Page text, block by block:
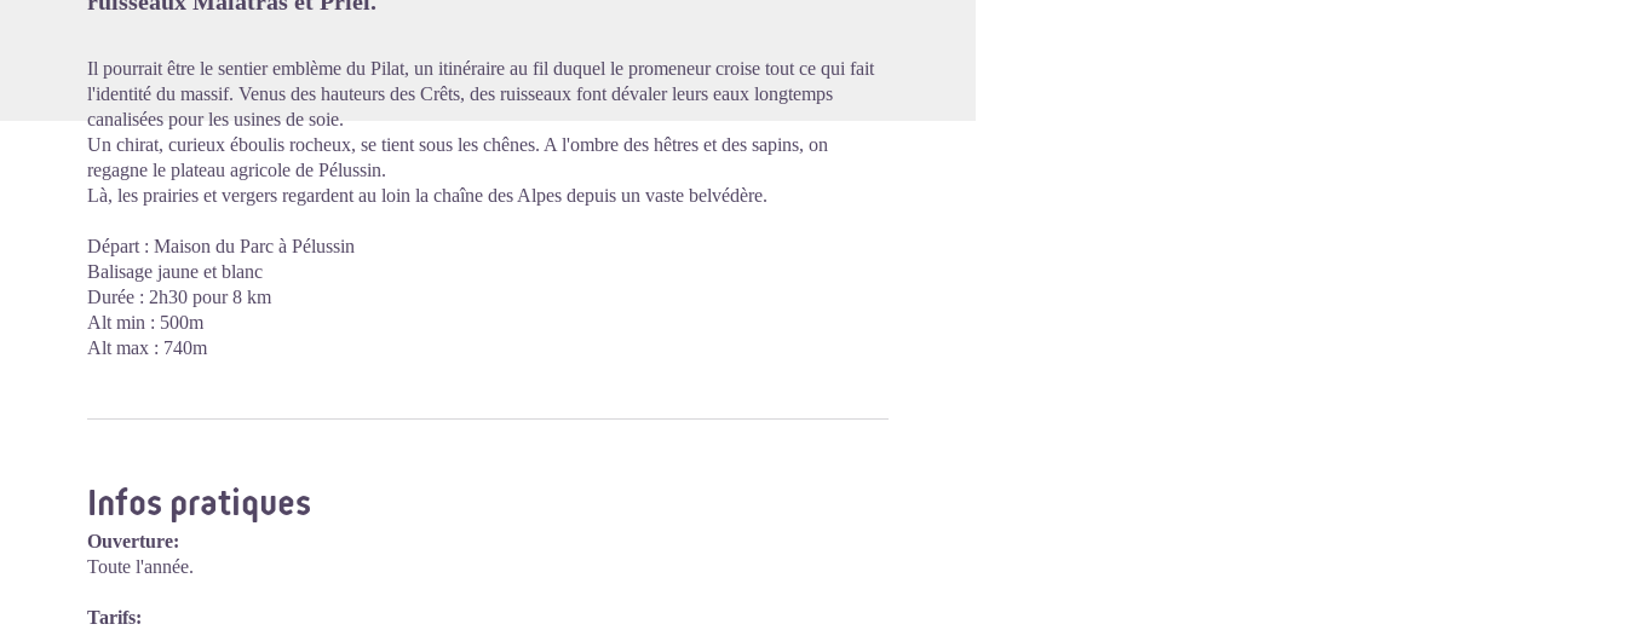
Il pourrait être le sentier emblème du Pilat, un itinéraire au fil duquel le promeneur croise tout ce qui fait
l'identité du massif. Venus des hauteurs des Crêts, des ruisseaux font dévaler leurs eaux longtemps
canalisées pour les usines de soie.
Un chirat, curieux éboulis rocheux, se tient sous les chênes. A l'ombre des hêtres et des sapins, on
regagne le plateau agricole de Pélussin.
Là, les prairies et vergers regardent au loin la chaîne des Alpes depuis un vaste belvédère.
Départ : Maison du Parc à Pélussin
Balisage jaune et blanc
Durée : 2h30 pour 8 km
Alt min : 500m
Alt max : 740m
Infos pratiques
Ouverture:
Toute l'année.
Tarifs: